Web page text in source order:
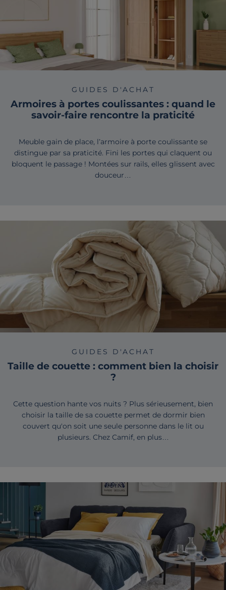
GUIDES D'ACHAT
Armoires à portes coulissantes : quand le
savoir-faire rencontre la praticité
Meuble gain de place, l’armoire à porte coulissante se
distingue par sa praticité. Fini les portes qui claquent ou
bloquent le passage ! Montées sur rails, elles glissent avec
douceur…
GUIDES D'ACHAT
Taille de couette : comment bien la choisir
?
Cette question hante vos nuits ? Plus sérieusement, bien
choisir la taille de sa couette permet de dormir bien
couvert qu'on soit une seule personne dans le lit ou
plusieurs. Chez Camif, en plus…